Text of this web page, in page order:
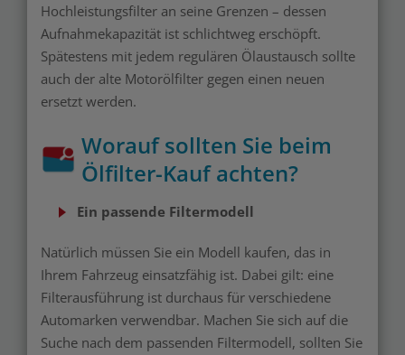
Hochleistungsfilter an seine Grenzen – dessen
Aufnahmekapazität ist schlichtweg erschöpft.
Spätestens mit jedem regulären Ölaustausch sollte
auch der alte Motorölfilter gegen einen neuen
ersetzt werden.
Worauf sollten Sie beim
Ölfilter-Kauf achten?
Ein passende Filtermodell
Natürlich müssen Sie ein Modell kaufen, das in
Ihrem Fahrzeug einsatzfähig ist. Dabei gilt: eine
Filterausführung ist durchaus für verschiedene
Automarken verwendbar. Machen Sie sich auf die
Suche nach dem passenden Filtermodell, sollten Sie